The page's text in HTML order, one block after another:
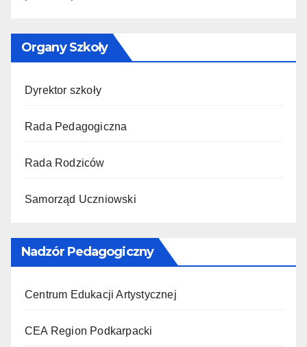
Organy Szkoły
Dyrektor szkoły
Rada Pedagogiczna
Rada Rodziców
Samorząd Uczniowski
Nadzór Pedagogiczny
Centrum Edukacji Artystycznej
CEA Region Podkarpacki